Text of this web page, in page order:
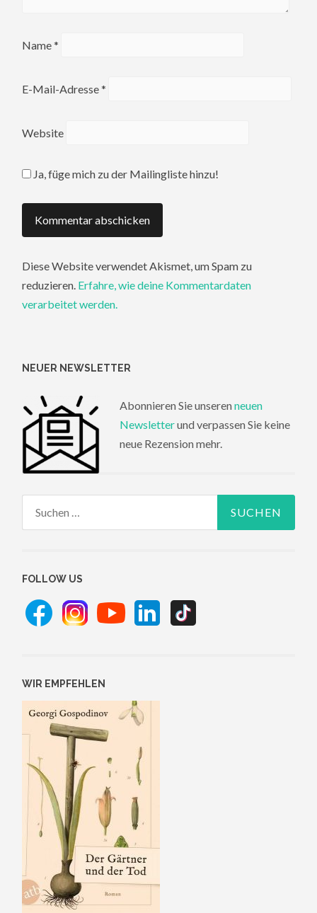
Name*
E-Mail-Adresse*
Website
Ja, füge mich zu der Mailingliste hinzu!
Diese Website verwendet Akismet, um Spam zu
reduzieren. Erfahre, wie deine Kommentardaten
verarbeitet werden.
NEUER NEWSLETTER
Abonnieren Sie unseren neuen
Newsletterund verpassen Sie keine
neue Rezension mehr.
FOLLOW US
WIR EMPFEHLEN